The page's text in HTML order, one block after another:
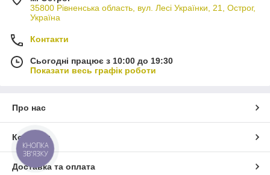
35800 Рівненська область, вул. Лесі Українки, 21, Острог,
Україна
Контакти
Сьогодні працює з 10:00 до 19:30
Показати весь графік роботи
Про нас
Контакти
Доставка та оплата
КНОПКА
ЗВ'ЯЗКУ